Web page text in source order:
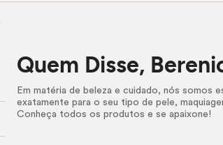
Quem Disse,
Em matéria de beleza e cuidado, nós somos
exatamente para o seu tipo de pele,
Conheça todos os produtos e se apaixone!